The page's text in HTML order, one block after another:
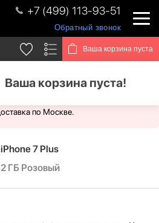
+7 (499) 113-93-51
Обратный звонок
Ваша корзина пуста
Ваша корзина пуста!
без выходных. Для Вас доступен
по Москве.
7 Plus
ГБ Розовый